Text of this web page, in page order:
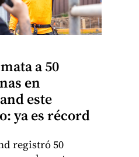
a 50
en
este
ya es récord
registró 50